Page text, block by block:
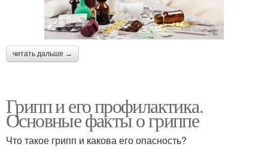
читать дальше →
Грипп и его профилактика.
Основные факты о гриппе
Что такое грипп и какова его опасность?